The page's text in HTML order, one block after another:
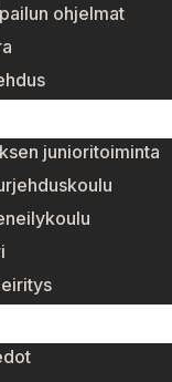
ohjelmat
junioritoiminta